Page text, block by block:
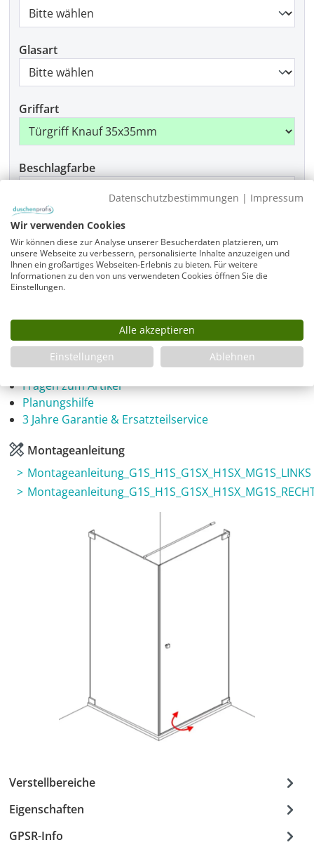
Glasart
Griffart
Beschlagfarbe
Montage
Produkt Anzahl: Gib den gewünschten
Infos
Fragen zum Artikel
Planungshilfe
3 Jahre Garantie & Ersatzteilservice
Montageanleitung
Montageanleitung_G1S_H1S_G1SX_H1SX_MG1S_LINKS
Verstellbereiche
Eigenschaften
GPSR-Info
Datenschutzbestimmungen | Impressum
Wir verwenden Cookies
Wir können diese zur Analyse unserer Besucherdaten platzieren, um
unsere Webseite zu verbessern, personalisierte Inhalte anzuzeigen und
Ihnen ein großartiges Webseiten-Erlebnis zu bieten. Für weitere
Informationen zu den von uns verwendeten Cookies öffnen Sie die
Einstellungen.
Alle akzeptieren
Einstellungen
Ablehnen